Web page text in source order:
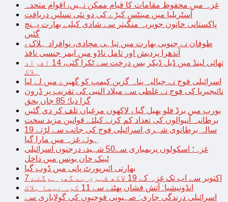
غزہ میں محفوظ مقامات کا قیام ممکن نہیں، اقوام متحدہ
آسٹریلیا میں مینٹس کیڑے کی دو نئی نسلیں دریافت
پاکستانی خاتون جویریہ منگیتر سے شادی کیلیے بھارت پہنچ
گئیں
طوفان نے جنوبی بھارت میں تباہی مچادی، نوافراد ہلاک ،
آندھرا پردیش اور تامل ناڈو میں ایمر جنسی نافذ
تھائی لینڈ میں ڈبل ڈیکر بس درخت سے ٹکرا گئی، 14 افراد
ہلاک
اسرائیلی فوج نے جبالیہ پناہ گزین کیمپ کو گھیرے میں لے لیا
نائیجیریا کی فوج نے غلطی سے میلاد النبی کی تقریب پر ڈرون
گرا دیا؛ 85 جاں بحق
یورپ میں برڈ فلو پھیل گیا ، لاکھوں مرغیاں تلف کر دی گئیں
برطانیہ آنیوالوں کی تعداد کم کرنے کیلئے قوانین مزید سخت
19 سالہ برطانوی شہری اسرائیلی فوج کی جانب سے لڑتے
ہوئے غزہ میں مارا گیا
غزہ؛ اسکولوں پربمباری سے50 شہید، درجنوں اسرائیلی
ٹینک خان یونس میں داخل
بھارتی ائیرپورٹ پانی میں ڈوب گیا
7 اکتوبر سے اب تک غزہ کے 19 لاکھ شہری بے گھر ہوگئے
انڈونیشیا: آتش فشاں پھٹنے سے 11 کوہ پیما ہلاک
اسرائیلی درندگی جاری: صہیونی فوجیوں کی گولاباری سے